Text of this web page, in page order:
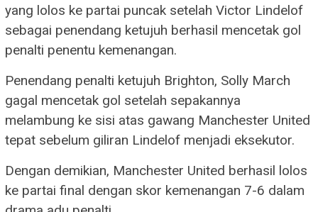
yang lolos ke partai puncak setelah Victor Lindelof
sebagai penendang ketujuh berhasil mencetak gol
penalti penentu kemenangan.
Penendang penalti ketujuh Brighton, Solly March
gagal mencetak gol setelah sepakannya
melambung ke sisi atas gawang Manchester United
tepat sebelum giliran Lindelof menjadi eksekutor.
Dengan demikian, Manchester United berhasil lolos
ke partai final dengan skor kemenangan 7-6 dalam